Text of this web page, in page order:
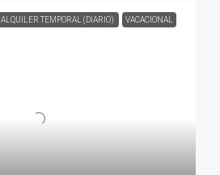
ALQUILER TEMPORAL (DIARIO) VACACIONAL